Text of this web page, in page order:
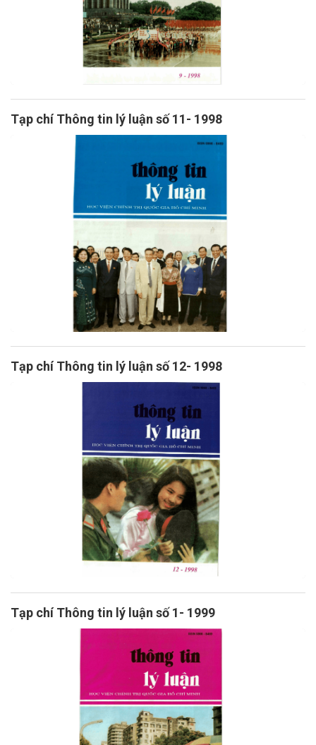
Tạp chí Thông tin lý luận số 11- 1998
Tạp chí Thông tin lý luận số 12- 1998
Tạp chí Thông tin lý luận số 1- 1999